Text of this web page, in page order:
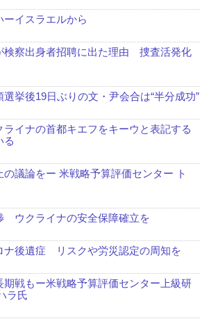
イスラエルから
検察出身者招聘に出た理由 捜査活発化
選挙後19日ぶりの文・尹会合は“半分成功”
ライナの首都キエフをキーウと表記する
る
の議論をー 米戦略予算評価センター ト
ウクライナの安全保障確立を
ナ後遺症 リスクや労災認定の周知を
期戦もー米戦略予算評価センター上級研
ラ氏